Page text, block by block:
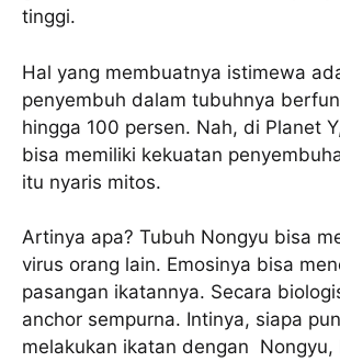
tinggi.
Hal yang membuatnya istimewa
penyembuh dalam tubuhnya
hingga 100 persen. Nah, di Planet
bisa memiliki kekuatan
itu nyaris mitos.
Artinya apa? Tubuh Nongyu bisa
virus orang lain. Emosinya bisa
pasangan ikatannya. Secara
anchor sempurna. Intinya, siapa
melakukan ikatan dengan Nongyu,